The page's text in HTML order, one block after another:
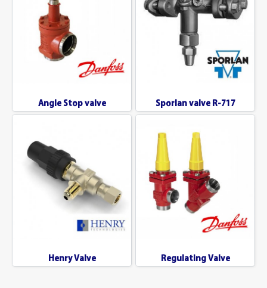
Angle Stop valve Sporlan valve R-717
Henry Valve Regulating Valve